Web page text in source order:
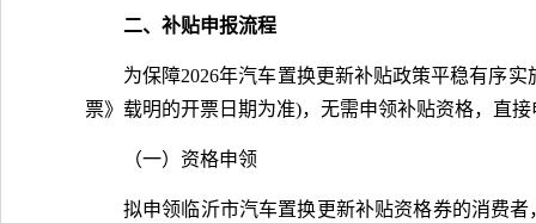
二、补贴申报流程
为保障2026年汽车置换更新补贴政策平稳有序
票》载明的开票日期为准)，无需申领补贴资格，直
（一）资格申领
拟申领临沂市汽车置换更新补贴资格券的消费